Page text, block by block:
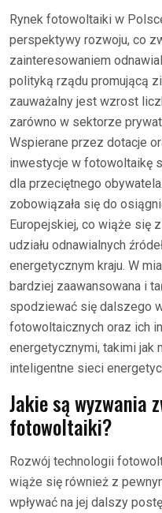
Rynek fotowoltaiki w
perspektywy rozwoju, co
zainteresowaniem
polityką rządu promującą
zauważalny jest wzrost
zarówno w sektorze
Wspierane przez dotacje
inwestycje w fotowoltaikę
dla przeciętnego
zobowiązała się do
Europejskiej, co wiąże się
udziału odnawialnych
energetycznym kraju. W
bardziej zaawansowana i
spodziewać się dalszego
fotowoltaicznych oraz ich
energetycznymi, takimi jak
inteligentne sieci
Jakie są wyzwania
fotowoltaiki?
Rozwój technologii
wiąże się również z
wpływać na jej dalszy